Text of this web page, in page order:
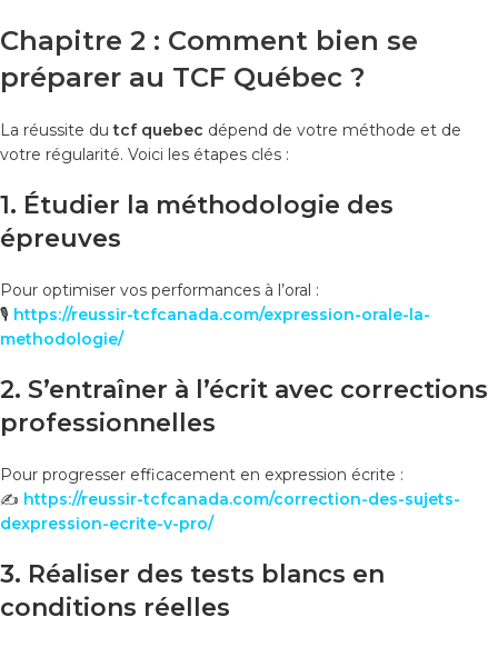
Chapitre 2 : Comment bien se
préparer au TCF Québec ?
La réussite dutcf quebec dépend de votre méthode et de
votre régularité. Voici les étapes clés :
1. Étudier la méthodologie des
épreuves
Pour optimiser vos performances à l’oral :
🎙️ https://reussir-tcfcanada.com/expression-orale-la-
methodologie/
2. S’entraîner à l’écrit avec corrections
professionnelles
Pour progresser efficacement en expression écrite :
✍️ https://reussir-tcfcanada.com/correction-des-sujets-
dexpression-ecrite-v-pro/
3. Réaliser des tests blancs en
conditions réelles